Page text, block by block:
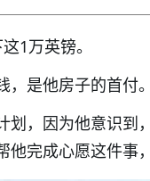
1万英镑。
是他房子的首付。
划，因为他意识到
完成心愿这件事